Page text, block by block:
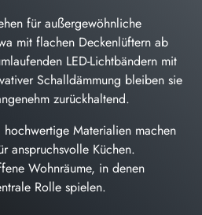
für außergewöhnliche
mit flachen Deckenlüftern ab
LED-Lichtbändern mit
Schalldämmung bleiben sie
zurückhaltend.
Materialien machen
anspruchsvolle Küchen.
Wohnräume, in denen
Rolle spielen.